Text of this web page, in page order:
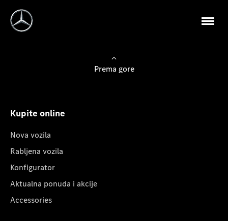
Prema gore
Kupite online
Nova vozila
Rabljena vozila
Konfigurator
Aktualna ponuda i akcije
Accessories